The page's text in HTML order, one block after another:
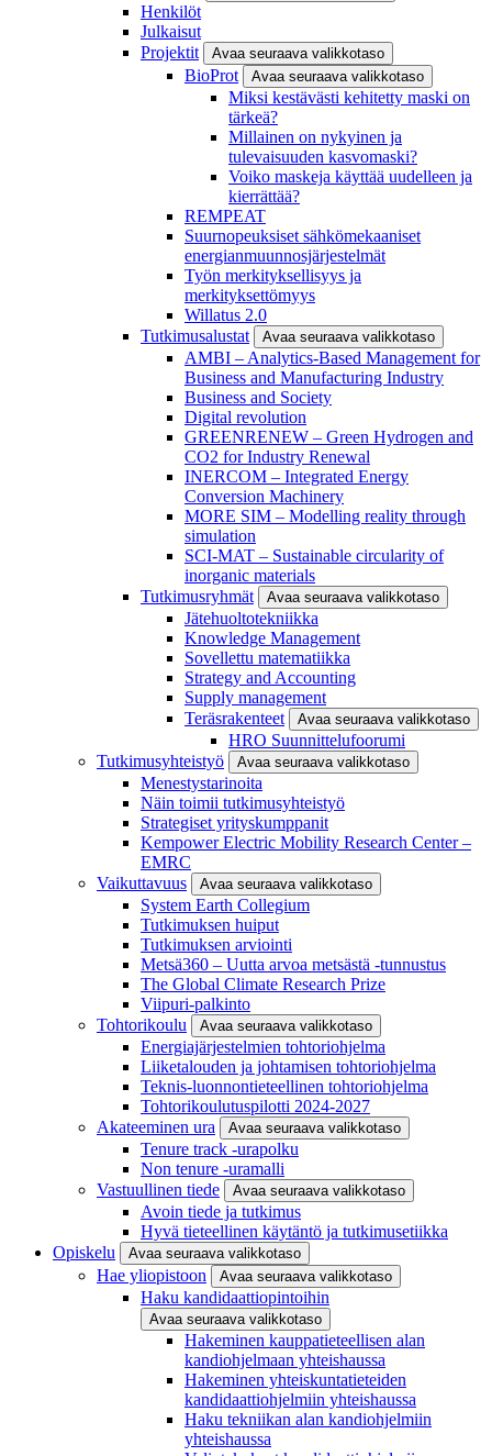
Henkilöt
Julkaisut
Projektit
Avaa seuraava valikkotaso
BioProt Avaa seuraava valikkotaso
Miksi kestävästi kehitetty maski on
tärkeä?
Millainen on nykyinen ja
tulevaisuuden kasvomaski?
Voiko maskeja käyttää uudelleen ja
kierrättää?
REMPEAT
Suurnopeuksiset sähkömekaaniset
energianmuunnosjärjestelmät
Työn merkityksellisyys ja
merkityksettömyys
Willatus 2.0
Tutkimusalustat
Avaa seuraava valikkotaso
AMBI – Analytics-Based Management for
Business and Manufacturing Industry
Business and Society
Digital revolution
GREENRENEW – Green Hydrogen and
CO2 for Industry Renewal
INERCOM – Integrated Energy
Conversion Machinery
MORE SIM – Modelling reality through
simulation
SCI-MAT – Sustainable circularity of
inorganic materials
Tutkimusryhmät
Avaa seuraava valikkotaso
Jätehuoltotekniikka
Knowledge Management
Sovellettu matematiikka
Strategy and Accounting
Supply management
Teräsrakenteet
Avaa seuraava valikkotaso
HRO Suunnittelufoorumi
Tutkimusyhteistyö
Avaa seuraava valikkotaso
Menestystarinoita
Näin toimii tutkimusyhteistyö
Strategiset yrityskumppanit
Kempower Electric Mobility Research Center –
EMRC
Vaikuttavuus
Avaa seuraava valikkotaso
System Earth Collegium
Tutkimuksen huiput
Tutkimuksen arviointi
Metsä360 – Uutta arvoa metsästä -tunnustus
The Global Climate Research Prize
Viipuri-palkinto
Tohtorikoulu
Avaa seuraava valikkotaso
Energiajärjestelmien tohtoriohjelma
Liiketalouden ja johtamisen tohtoriohjelma
Teknis-luonnontieteellinen tohtoriohjelma
Tohtorikoulutuspilotti 2024-2027
Akateeminen ura
Avaa seuraava valikkotaso
Tenure track -urapolku
Non tenure -uramalli
Vastuullinen tiede
Avaa seuraava valikkotaso
Avoin tiede ja tutkimus
Hyvä tieteellinen käytäntö ja tutkimusetiikka
Opiskelu
Avaa seuraava valikkotaso
Hae yliopistoon Avaa seuraava valikkotaso
Haku kandidaattiopintoihin
Avaa seuraava valikkotaso
Hakeminen kauppatieteellisen alan
kandiohjelmaan yhteishaussa
Hakeminen yhteiskuntatieteiden
kandidaattiohjelmiin yhteishaussa
Haku tekniikan alan kandiohjelmiin
yhteishaussa